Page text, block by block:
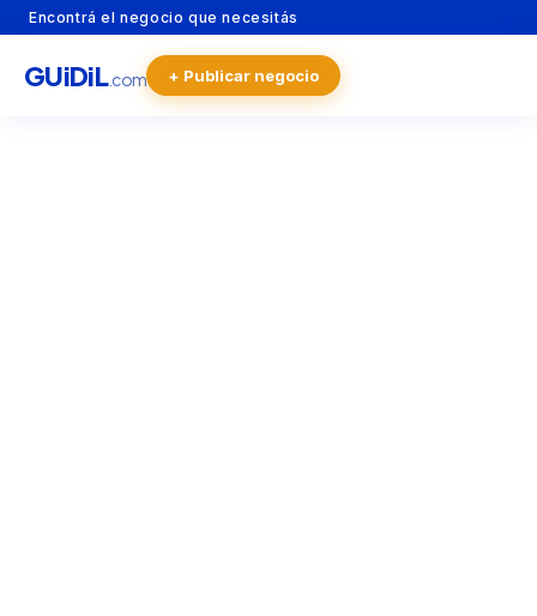
Encontrá el negocio que necesitás
GUiDiL.com + Publicar negocio